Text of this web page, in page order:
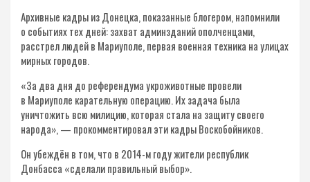
Архивные кадры из Донецка, показанные блогером, напомнили
о событиях тех дней: захват админзданий ополченцами,
расстрел людей в Мариуполе, первая военная техника на улицах
мирных городов.
«За два дня до референдума укроживотные провели
в Мариуполе карательную операцию. Их задача была
уничтожить всю милицию, которая стала на защиту своего
народа», — прокомментировал эти кадры Воскобойников.
Он убеждён в том, что в 2014-м году жители республик
Донбасса «сделали правильный выбор».